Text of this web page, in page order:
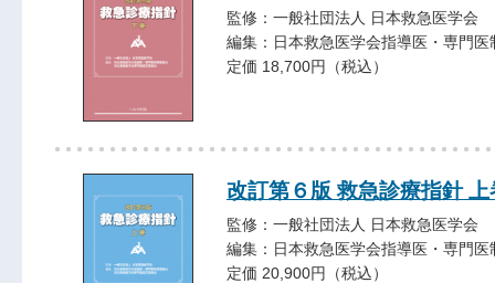
監修：一般社団法人 日本救急医学会
編集：日本救急医学会指導医・専門医
定価 18,700円（税込）
改訂第６版 救急診療指針 上
監修：一般社団法人 日本救急医学会
編集：日本救急医学会指導医・専門医
定価 20,900円（税込）